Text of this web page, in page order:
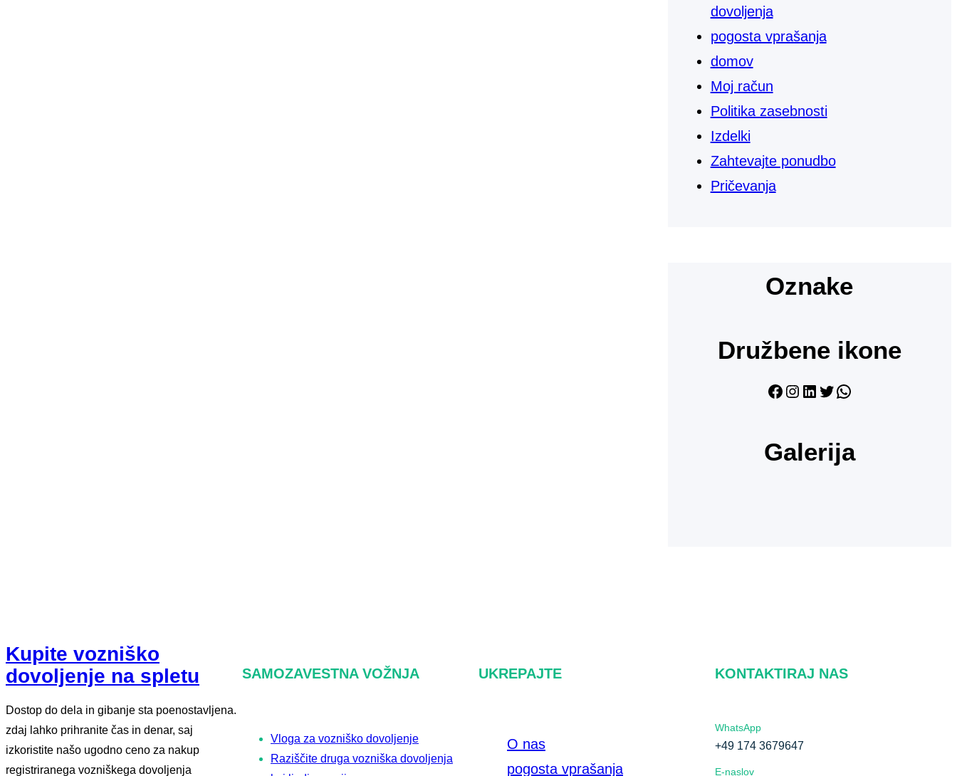
dovoljenja
pogosta vprašanja
domov
Moj račun
Politika zasebnosti
Izdelki
Zahtevajte ponudbo
Pričevanja
Oznake
Družbene ikone
Facebook Instagram LinkedIn Twitter WhatsApp
Galerija
Kupite vozniško
dovoljenje na spletu
Dostop do dela in gibanje sta poenostavljena.
zdaj lahko prihranite čas in denar, saj
izkoristite našo ugodno ceno za nakup
registriranega vozniškega dovoljenja
SAMOZAVESTNA VOŽNJA
Vloga za vozniško dovoljenje
Raziščite druga vozniška dovoljenja
UKREPAJTE
O nas
pogosta vprašanja
KONTAKTIRAJ NAS
WhatsApp
+49 174 3679647
E-naslov